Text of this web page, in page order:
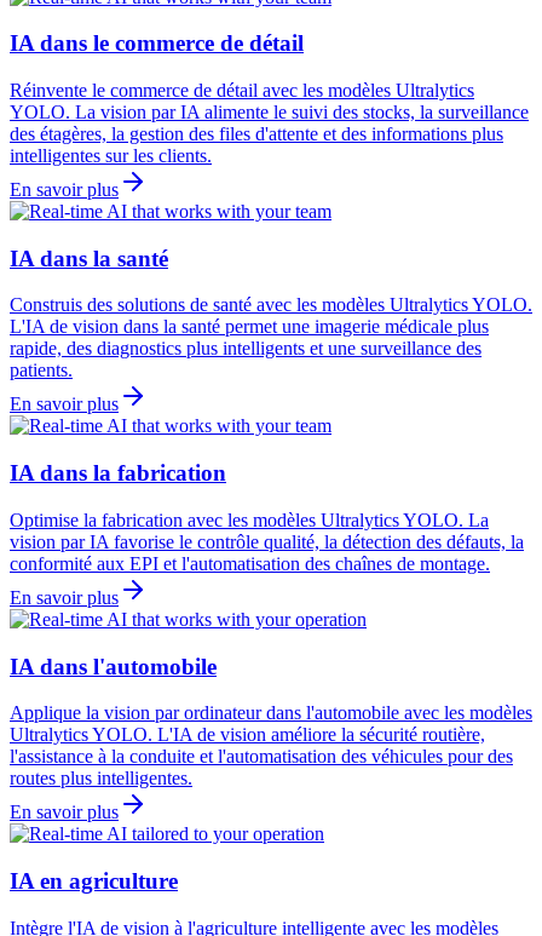
IA dans le commerce de détail
Réinvente le commerce de détail avec les modèles Ultralytics
YOLO. La vision par IA alimente le suivi des stocks, la surveillance
des étagères, la gestion des files d'attente et des informations plus
intelligentes sur les clients.
En savoir plus
IA dans la santé
Construis des solutions de santé avec les modèles Ultralytics YOLO.
L'IA de vision dans la santé permet une imagerie médicale plus
rapide, des diagnostics plus intelligents et une surveillance des
patients.
En savoir plus
IA dans la fabrication
Optimise la fabrication avec les modèles Ultralytics YOLO. La
vision par IA favorise le contrôle qualité, la détection des défauts, la
conformité aux EPI et l'automatisation des chaînes de montage.
En savoir plus
IA dans l'automobile
Applique la vision par ordinateur dans l'automobile avec les modèles
Ultralytics YOLO. L'IA de vision améliore la sécurité routière,
l'assistance à la conduite et l'automatisation des véhicules pour des
routes plus intelligentes.
En savoir plus
IA en agriculture
Intègre l'IA de vision à l'agriculture intelligente avec les modèles